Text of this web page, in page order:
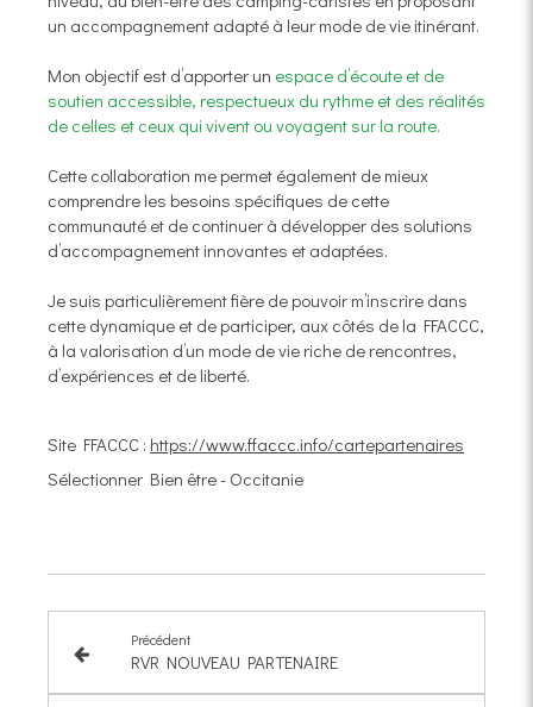
un accompagnement adapté à leur mode de vie itinérant.
Mon objectif est d’apporter un espace d’écoute et de
soutien accessible, respectueux du rythme et des réalités
de celles et ceux qui vivent ou voyagent sur la route.
Cette collaboration me permet également de mieux
comprendre les besoins spécifiques de cette
communauté et de continuer à développer des solutions
d’accompagnement innovantes et adaptées.
Je suis particulièrement fière de pouvoir m’inscrire dans
cette dynamique et de participer, aux côtés de la FFACCC,
à la valorisation d’un mode de vie riche de rencontres,
d’expériences et de liberté.
Site FFACCC : https://www.ffaccc.info/cartepartenaires
Sélectionner Bien être - Occitanie
Précédent
RVR NOUVEAU PARTENAIRE